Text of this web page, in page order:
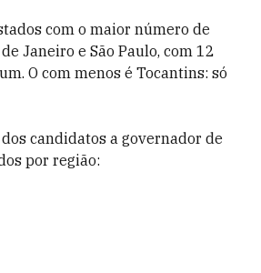
com o maior número de
Janeiro e São Paulo, com 12
O com menos é Tocantins: só
candidatos a governador de
por região: